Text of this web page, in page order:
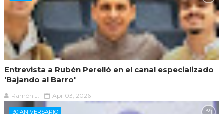
Entrevista a Rubén Perelló en el canal especializado
'Bajando al Barro'
Ramón J. Apr 03, 2026
30 ANIVERSARIO